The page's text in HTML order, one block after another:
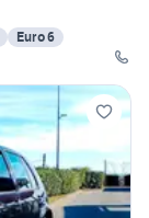
Euro 6